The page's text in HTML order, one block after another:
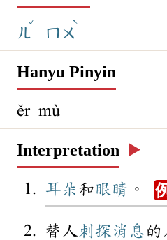
ㄦ
ˇ
ㄇㄨ
ˋ
Hanyu Pinyin
ěr mù
Interpretation ▶️
耳朵 和眼睛 。
替人 刺探 消息 的